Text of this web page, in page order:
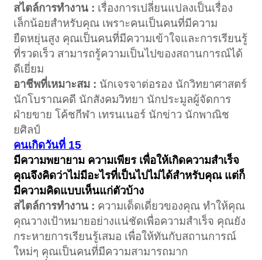
สไตล์การทำงาน : เรื่องการเปลี่ยนแปลงเป็นเรื่อง
เล็กน้อยสำหรับคุณ เพราะคนเป็นคนที่มีความ
ยืดหยุ่นสูง คุณเป็นคนที่มีความเข้าใจและการเรียนรู้
ที่รวดเร็ว สามารถรู้ความเป็นไปของสถานการณ์ได้
ดีเยี่ยม
อาชีพที่เหมาะสม : นักเจรจาต่อรอง นักวิทยาศาสตร์
นักโบราณคดี นักสังคมวิทยา นักประมูลผู้จัดการ
ฝ่ายขาย โค้ชกีฬา เทรนเนอร์ นักข่าว นักพาณิช
ยศิลป์
คนเกิดวันที่ 15
มีความพยายาม ความเพียร เพื่อให้เกิดความสำเร็จ
คุณจึงคิดว่าไม่มีอะไรที่เป็นไปไม่ได้สำหรับคุณ แต่ก็
มีความคิดแบบเห็นแก่ตัวบ้าง
สไตล์การทำงาน : ความเด็ดเดี่ยวของคุณ ทำให้คุณ
คุณวางเป้าหมายอย่างแน่ชัดเพื่อความสำเร็จ คุณยัง
กระหายการเรียนรู้เสมอ เพื่อให้ทันกับสถานการณ์
ใหม่ๆ คุณเป็นคนที่มีความสามารถมาก